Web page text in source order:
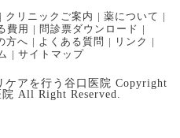
| クリニックご案内 | 薬について |
費用 | 問診票ダウンロード |
方へ | よくある質問 | リンク |
| サイトマップ
ケアを行う谷口医院 Copyright
All Right Reserved.